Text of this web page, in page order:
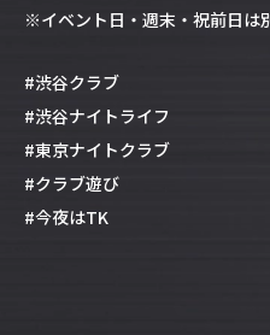
※イベント日・週末・祝前日は
#渋谷クラブ
#渋谷ナイトライフ
#東京ナイトクラブ
#クラブ遊び
#今夜はTK